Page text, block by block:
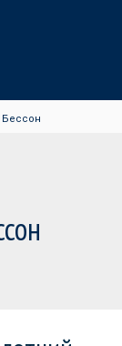
Бессон